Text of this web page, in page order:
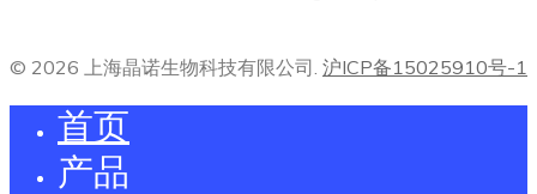
© 2026 上海晶诺生物科技有限公司. 沪ICP备15025910号-1
首页
产品